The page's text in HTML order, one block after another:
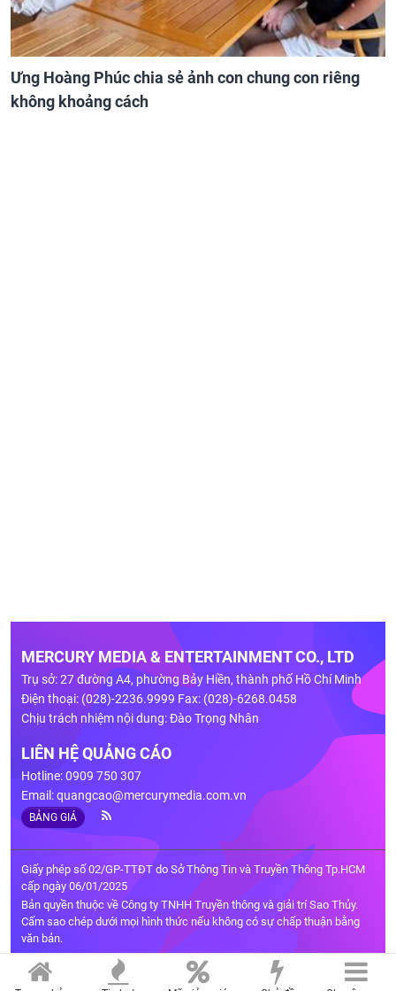
Ưng Hoàng Phúc chia sẻ ảnh con chung con riêng
không khoảng cách
MERCURY MEDIA & ENTERTAINMENT CO., LTD
Trụ sở: 27 đường A4, phường Bảy Hiền, thành phố Hồ Chí Minh
Điện thoại: (028)-2236.9999 Fax: (028)-6268.0458
Chịu trách nhiệm nội dung: Đào Trọng Nhân
LIÊN HỆ QUẢNG CÁO
Hotline: 0909 750 307
Email:quangcao@mercurymedia.com.vn
BẢNG GIÁ
Giấy phép số 02/GP-TTĐT do Sở Thông Tin và Truyền Thông Tp.HCM
cấp ngày 06/01/2025
Bản quyền thuộc về Công ty TNHH Truyền thông và giải trí Sao Thủy.
Cấm sao chép dưới mọi hình thức nếu không có sự chấp thuận bằng
văn bản.